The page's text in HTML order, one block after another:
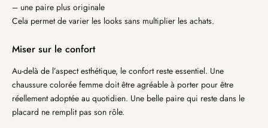
– une paire plus originale
Cela permet de varier les looks sans multiplier les achats.
Miser sur le confort
Au-delà de l’aspect esthétique, le confort reste essentiel. Une
chaussure colorée femme doit être agréable à porter pour être
réellement adoptée au quotidien. Une belle paire qui reste dans le
placard ne remplit pas son rôle.